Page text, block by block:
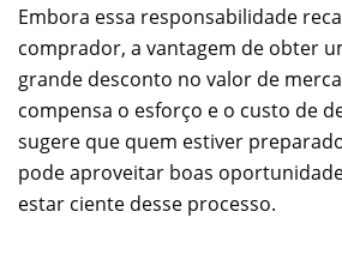
Embora essa responsabilidade
comprador, a vantagem de obter
grande desconto no valor de
compensa o esforço e o custo de
sugere que quem estiver
pode aproveitar boas
estar ciente desse processo.